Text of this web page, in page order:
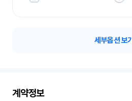
세부옵션 보기
계약정보